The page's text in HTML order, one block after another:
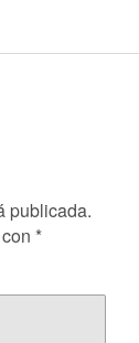
publicada.
*